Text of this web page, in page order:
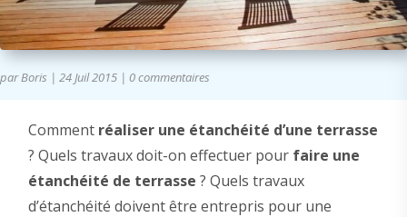
parBoris | 24 Juil 2015 | 0 commentaires
Comment réaliser une étanchéité d’une terrasse
? Quels travaux doit-on effectuer pour faire une
étanchéité de terrasse ? Quels travaux
d’étanchéité doivent être entrepris pour une